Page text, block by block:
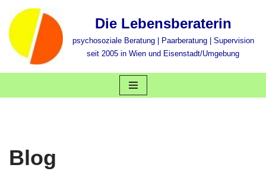
Zum
Inhalt
springen
Die Lebensberaterin
psychosoziale Beratung | Paarberatung | Supervision
seit 2005 in Wien und Eisenstadt/Umgebung
Blog